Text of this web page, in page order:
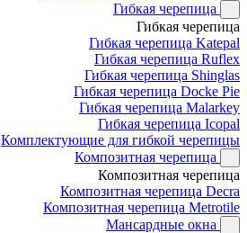
Гибкая черепица
Гибкая черепица
Гибкая черепица Katepal
Гибкая черепица Ruflex
Гибкая черепица Shinglas
Гибкая черепица Docke Pie
Гибкая черепица Malarkey
Гибкая черепица Icopal
Комплектующие для гибкой черепицы
Композитная черепица
Композитная черепица
Композитная черепица Decra
Композитная черепица Metrotile
Мансардные окна